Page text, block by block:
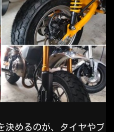
決めるのが、タイヤやブ